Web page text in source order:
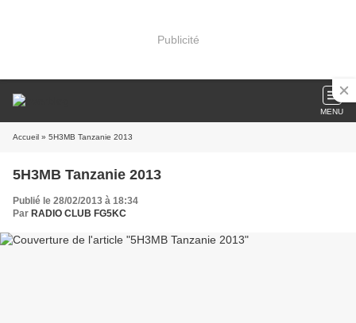
Publicité
MENU
Accueil » 5H3MB Tanzanie 2013
5H3MB Tanzanie 2013
Publié le 28/02/2013 à 18:34
Par RADIO CLUB FG5KC